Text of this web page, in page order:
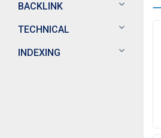
BACKLINK
TECHNICAL
INDEXING